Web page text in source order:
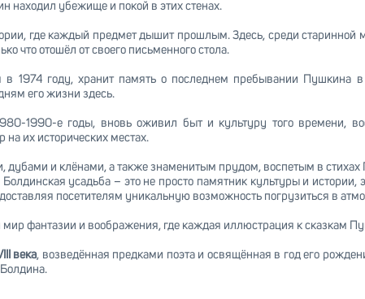
находил убежище и покой в этих стенах.
где каждый предмет дышит прошлым. Здесь, среди старинной
что отошёл от своего письменного стола.
в 1974 году, хранит память о последнем пребывании Пушкина
его жизни здесь.
1990-е годы, вновь оживил быт и культуру того времени,
их исторических местах.
дубами и клёнами, а также знаменитым прудом, воспетым в
усадьба – это не просто памятник культуры и истории,
посетителям уникальную возможность погрузиться в
фантазии и воображения, где каждая иллюстрация к сказкам
века, возведённая предками поэта и освящённая в год его